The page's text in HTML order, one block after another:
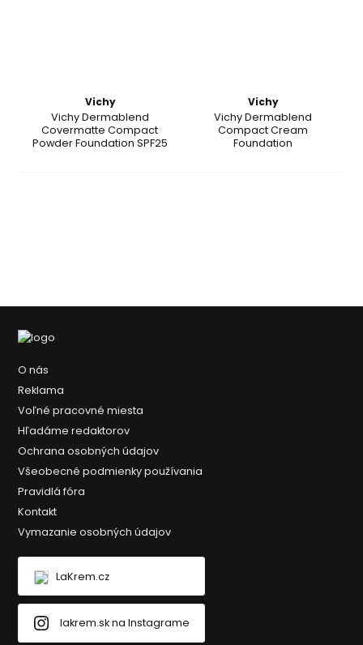
Vichy
Vichy Dermablend
Covermatte Compact
Powder Foundation SPF25
Vichy
Vichy Dermablend
Compact Cream
Foundation
O nás
Reklama
Voľné pracovné miesta
Hľadáme redaktorov
Ochrana osobných údajov
Všeobecné podmienky používania
Pravidlá fóra
Kontakt
Vymazanie osobných údajov
LaKrem.cz
lakrem.sk na Instagrame